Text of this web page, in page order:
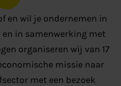
en wil je ondernemen in
in samenwerking met
organiseren wij van 17
missie naar
met een bezoek